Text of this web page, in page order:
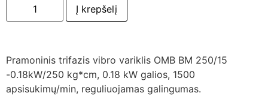
Į krepšelį
Pramoninis trifazis vibro variklis OMB BM 250/15
-0.18kW/250 kg*cm, 0.18 kW galios, 1500
apsisukimų/min, reguliuojamas galingumas.